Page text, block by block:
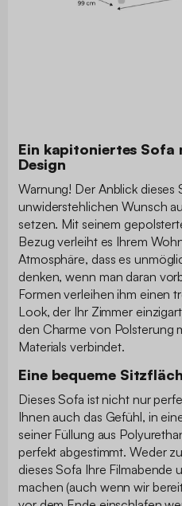
Ein kapitoniertes Sofa
Design
Warnung! Der Anblick
unwiderstehlichen Wunsch
setzen. Mit seinem
Bezug verleiht es Ihrem
Atmosphäre, dass es
denken, wenn man daran
Formen verleihen ihm einen
Look, der Ihr Zimmer
den Charme von Polsterung
Materials verbindet.
Eine bequeme
Dieses Sofa ist nicht nur
Ihnen auch das Gefühl, in
seiner Füllung aus
perfekt abgestimmt. Weder
dieses Sofa Ihre Filmabende
machen (auch wenn wir